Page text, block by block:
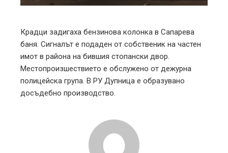
Крадци задигаха бензинова колонка в Сапарева
баня. Сигналът е подаден от собственик на частен
имот в района на бившия стопански двор.
Местопроизшествието е обслужено от дежурна
полицейска група. В РУ Дупница е образувано
досъдебно производство.